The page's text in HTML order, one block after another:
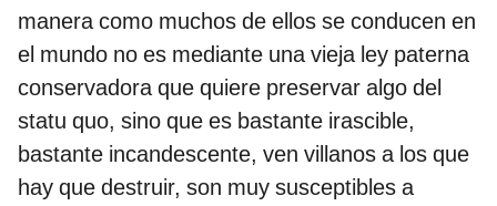
manera como muchos de ellos se conducen en
el mundo no es mediante una vieja ley paterna
conservadora que quiere preservar algo del
statu quo, sino que es bastante irascible,
bastante incandescente, ven villanos a los que
hay que destruir, son muy susceptibles a